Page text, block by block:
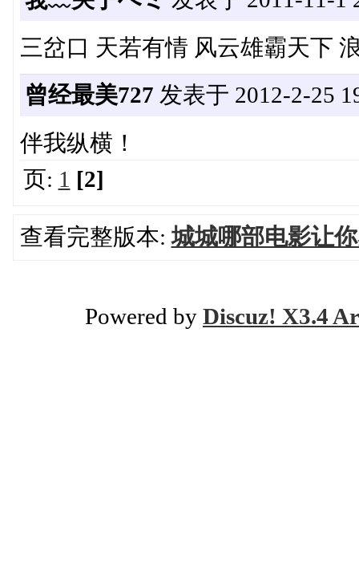
三岔口 天若有情 风云雄霸天下
曾经最美727 发表于 2012-2-25
伴我纵横！
页: 1 [2]
查看完整版本:城城哪部电影让
Powered by Discuz! X3.4